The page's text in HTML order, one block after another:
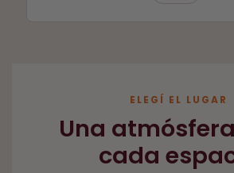
ELEGÍ EL LUGAR
Una
cada